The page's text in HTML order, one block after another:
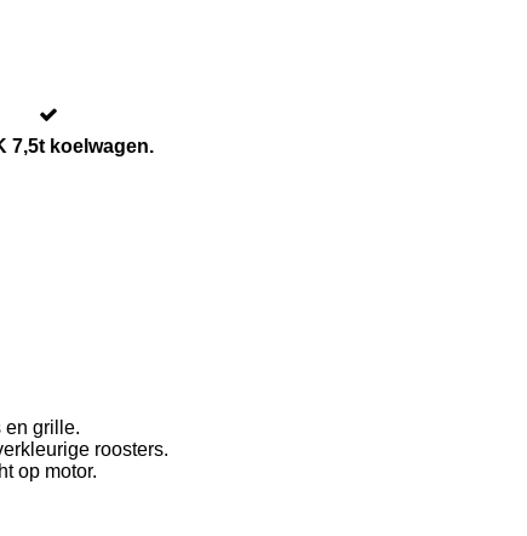
7,5t koelwagen.
en grille.
roosters.
op motor.